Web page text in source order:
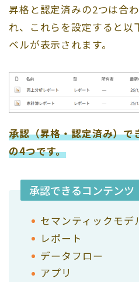
昇格と認定済みの2つは合
れ、これらを設定すると以
ベルが表示されます。
承認（昇格・認定済み）で
の4つです。
承認できるコンテンツ
セマンティックモデ
レポート
データフロー
アプリ